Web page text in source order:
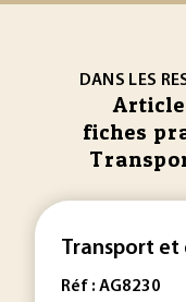
DANS LES
fiches
Transport
Réf : AG8230